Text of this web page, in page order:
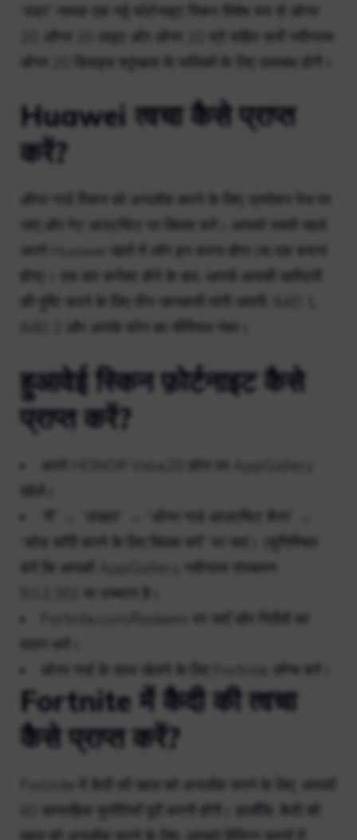
“वंडर” नामक एक नई फोर्टनाइट स्किन विशेष रूप से ऑनर
20, ऑनर 20 लाइट और ऑनर 20 प्रो सहित सभी नवीनतम
ऑनर 20 डिवाइस श्रृंखला के मालिकों के लिए उपलब्ध होगी।
Huawei त्वचा कैसे प्राप्त
करें?
ऑनर गार्ड स्किन को अनलॉक करने के लिए, प्रमोशन पेज पर
जाएं और गेट आउटफिट पर क्लिक करें। आपको सबसे पहले
अपने Huawei खाते में लॉग इन करना होगा (या एक बनाना
होगा)। एक बार कनेक्ट होने के बाद, आपसे आपकी खरीदारी
की पुष्टि करने के लिए तीन जानकारी मांगी जाएगी: IMEI 1,
IMEI 2 और आपके फोन का सीरियल नंबर।
हुआवेई स्किन फ़ोर्टनाइट कैसे
प्राप्त करें?
अपने HONOR View20 फ़ोन पर AppGallery
खोलें।
“मैं” → “उपहार” → “ऑनर गार्ड आउटफिट बैनर” →
“कोड कॉपी करने के लिए क्लिक करें” पर जाएं। (सुनिश्चित
करें कि आपकी AppGallery नवीनतम संस्करण
9.0.2.302 या उच्चतर है।
Fortnite.com/Redeem पर जाएँ और निर्देशों का
पालन करें।
ऑनर गार्ड के साथ खेलने के लिए Fortnite लॉन्च करें।
Fortnite में कैदी की त्वचा
कैसे प्राप्त करें?
Fortnite में कैदी की खाल को अनलॉक करने के लिए, आपको
60 साप्ताहिक चुनौतियाँ पूरी करनी होंगी। हालाँकि, कैदी की
खाल को अनलॉक करने के लिए, आपको विभिन्न चरणों में